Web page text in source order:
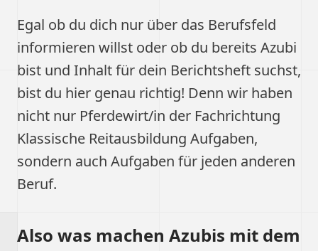
Egal ob du dich nur über das Berufsfeld
informieren willst oder ob du bereits Azubi
bist und Inhalt für dein Berichtsheft suchst,
bist du hier genau richtig! Denn wir haben
nicht nur Pferdewirt/in der Fachrichtung
Klassische Reitausbildung Aufgaben,
sondern auch Aufgaben für jeden anderen
Beruf.
Also was machen Azubis mit dem